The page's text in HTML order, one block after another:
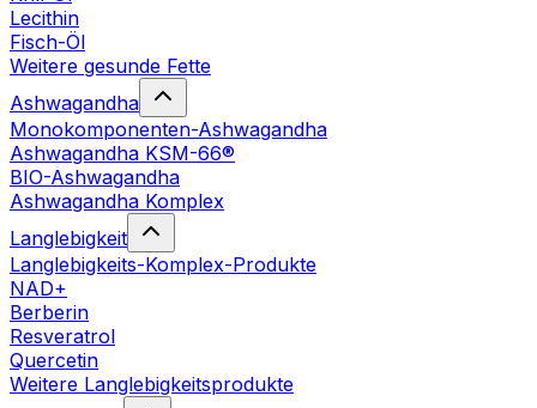
Lecithin
Fisch-Öl
Weitere gesunde Fette
Ashwagandha
Monokomponenten-Ashwagandha
Ashwagandha KSM-66®
BIO-Ashwagandha
Ashwagandha Komplex
Langlebigkeit
Langlebigkeits-Komplex-Produkte
NAD+
Berberin
Resveratrol
Quercetin
Weitere Langlebigkeitsprodukte